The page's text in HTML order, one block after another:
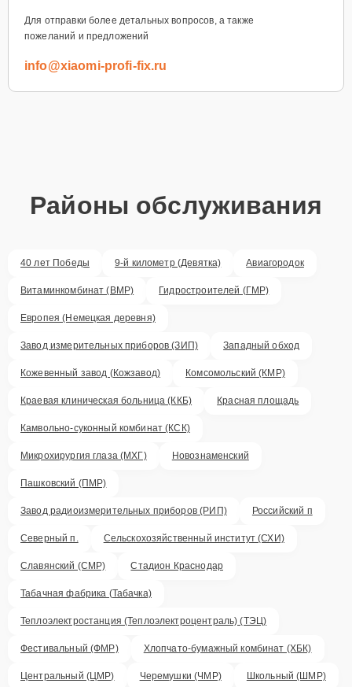
Для отправки более детальных вопросов, а также
пожеланий и предложений
info@xiaomi-profi-fix.ru
Районы обслуживания
40 лет Победы 9-й километр (Девятка) Авиагородок
Витаминкомбинат (ВМР) Гидростроителей (ГМР)
Европея (Немецкая деревня)
Завод измерительных приборов (ЗИП) Западный обход
Кожевенный завод (Кожзавод) Комсомольский (КМР)
Краевая клиническая больница (ККБ) Красная площадь
Камвольно-суконный комбинат (КСК)
Микрохирургия глаза (МХГ) Новознаменский
Пашковский (ПМР)
Завод радиоизмерительных приборов (РИП) Российский п
Северный п. Сельскохозяйственный институт (СХИ)
Славянский (СМР) Стадион Краснодар
Табачная фабрика (Табачка)
Теплоэлектростанция (Теплоэлектроцентраль) (ТЭЦ)
Фестивальный (ФМР) Хлопчато-бумажный комбинат (ХБК)
Центральный (ЦМР) Черемушки (ЧМР) Школьный (ШМР)